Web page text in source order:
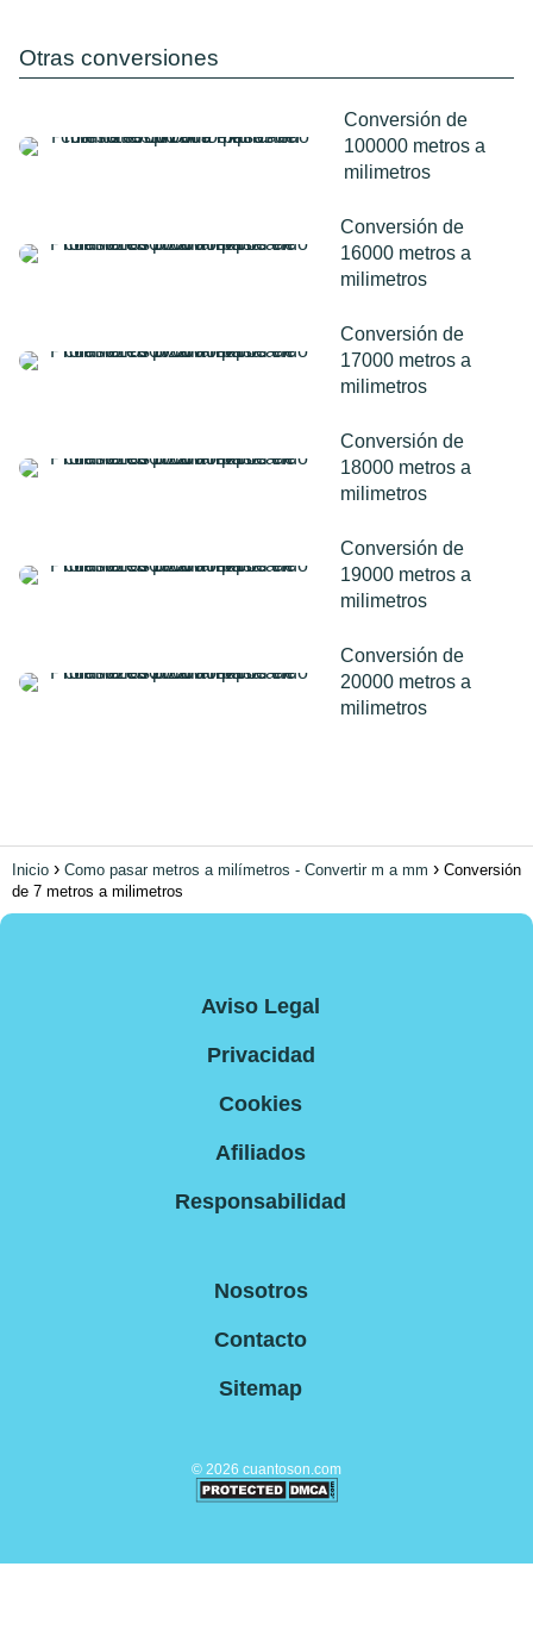
Otras conversiones
Conversión de
100000 metros a
milimetros
Conversión de
16000 metros a
milimetros
Conversión de
17000 metros a
milimetros
Conversión de
18000 metros a
milimetros
Conversión de
19000 metros a
milimetros
Conversión de
20000 metros a
milimetros
Inicio Como pasar metros a milímetros - Convertir m a mm
Conversión
de 7 metros a milimetros
Aviso Legal
Privacidad
Cookies
Afiliados
Responsabilidad
Nosotros
Contacto
Sitemap
© 2026 cuantoson.com